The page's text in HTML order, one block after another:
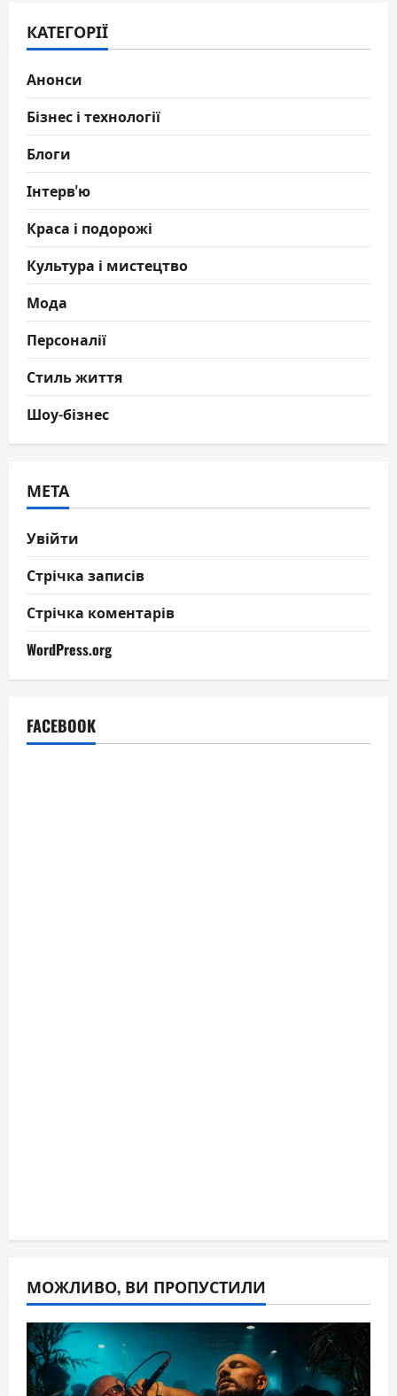
КАТЕГОРІЇ
Анонси
Бізнес і технології
Блоги
Інтерв'ю
Краса і подорожі
Культура і мистецтво
Мода
Персоналії
Стиль життя
Шоу-бізнес
МЕТА
Увійти
Стрічка записів
Стрічка коментарів
WordPress.org
FACEBOOK
МОЖЛИВО, ВИ ПРОПУСТИЛИ